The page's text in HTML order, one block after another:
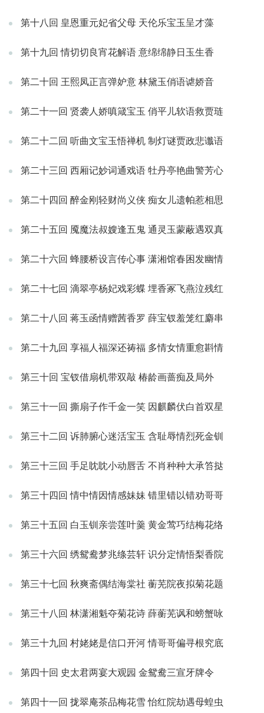
第十八回 皇恩重元妃省父母 天伦乐宝玉呈才藻
第十九回 情切切良宵花解语 意绵绵静日玉生香
第二十回 王熙凤正言弹妒意 林黛玉俏语谑娇音
第二十一回 贤袭人娇嗔箴宝玉 俏平儿软语救贾琏
第二十二回 听曲文宝玉悟禅机 制灯谜贾政悲谶语
第二十三回 西厢记妙词通戏语 牡丹亭艳曲警芳心
第二十四回 醉金刚轻财尚义侠 痴女儿遗帕惹相思
第二十五回 魇魔法叔嫂逢五鬼 通灵玉蒙蔽遇双真
第二十六回 蜂腰桥设言传心事 潇湘馆春困发幽情
第二十七回 滴翠亭杨妃戏彩蝶 埋香冢飞燕泣残红
第二十八回 蒋玉函情赠茜香罗 薛宝钗羞笼红麝串
第二十九回 享福人福深还祷福 多情女情重愈斟情
第三十回 宝钗借扇机带双敲 椿龄画蔷痴及局外
第三十一回 撕扇子作千金一笑 因麒麟伏白首双星
第三十二回 诉肺腑心迷活宝玉 含耻辱情烈死金钏
第三十三回 手足眈眈小动唇舌 不肖种种大承笞挞
第三十四回 情中情因情感妹妹 错里错以错劝哥哥
第三十五回 白玉钏亲尝莲叶羹 黄金莺巧结梅花络
第三十六回 绣鸳鸯梦兆绦芸轩 识分定情悟梨香院
第三十七回 秋爽斋偶结海棠社 蘅芜院夜拟菊花题
第三十八回 林潇湘魁夺菊花诗 薛蘅芜讽和螃蟹咏
第三十九回 村姥姥是信口开河 情哥哥偏寻根究底
第四十回 史太君两宴大观园 金鸳鸯三宣牙牌令
第四十一回 拢翠庵茶品梅花雪 怡红院劫遇母蝗虫